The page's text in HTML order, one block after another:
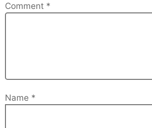
Comment *
Name *